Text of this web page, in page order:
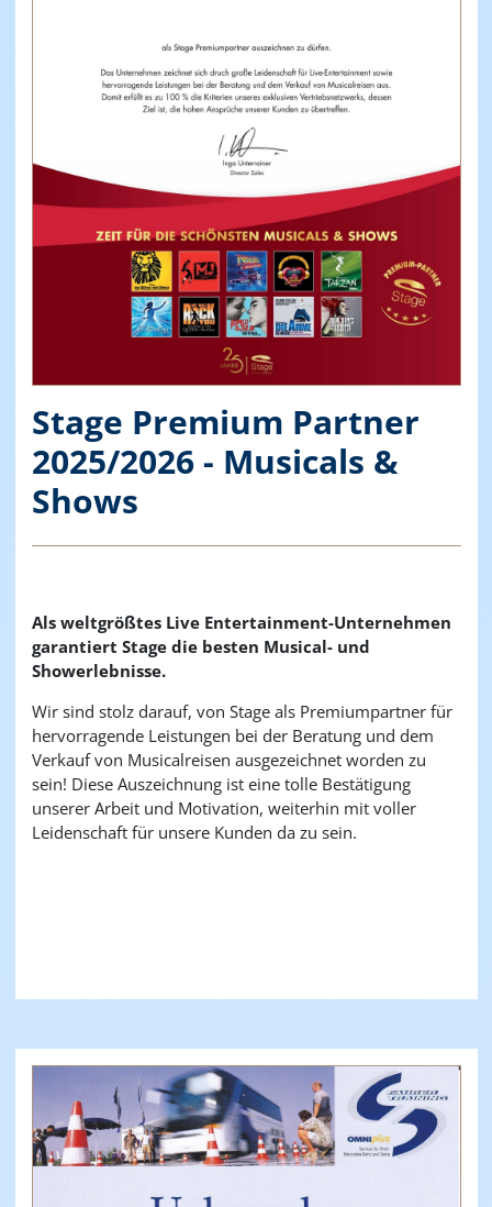
Stage Premium Partner
2025/2026 - Musicals &
Shows
Als weltgrößtes Live Entertainment-Unternehmen
garantiert Stage die besten Musical- und
Showerlebnisse.
Wir sind stolz darauf, von Stage als Premiumpartner für
hervorragende Leistungen bei der Beratung und dem
Verkauf von Musicalreisen ausgezeichnet worden zu
sein! Diese Auszeichnung ist eine tolle Bestätigung
unserer Arbeit und Motivation, weiterhin mit voller
Leidenschaft für unsere Kunden da zu sein.